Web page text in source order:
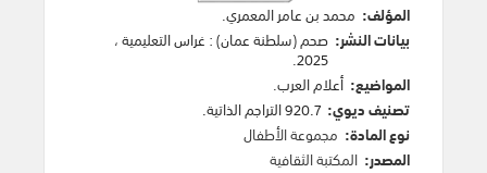
المؤلف: محمد بن عامر المعمري.
بيانات النشر: صحم (سلطنة عمان): غراس التعليمية،
2025
.
المواضيع: أعلام العرب.
تصنيف ديوي: 920.7 التراجم الذاتية.
نوع المادة: مجموعة الأطفال
المصدر: المكتبة الثقافية